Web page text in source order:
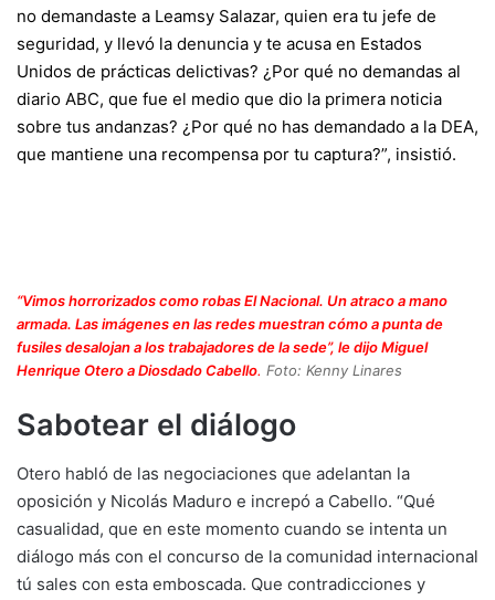
no demandaste a Leamsy Salazar, quien era tu jefe de
seguridad, y llevó la denuncia y te acusa en Estados
Unidos de prácticas delictivas? ¿Por qué no demandas al
diario ABC, que fue el medio que dio la primera noticia
sobre tus andanzas? ¿Por qué no has demandado a la DEA,
que mantiene una recompensa por tu captura?”, insistió.
“Vimos horrorizados como robas El Nacional. Un atraco a mano
armada. Las imágenes en las redes muestran cómo a punta de
fusiles desalojan a los trabajadores de la sede”, le dijo Miguel
Henrique Otero a Diosdado Cabello. Foto: Kenny Linares
Sabotear el diálogo
Otero habló de las negociaciones que adelantan la
oposición y Nicolás Maduro e increpó a Cabello. “Qué
casualidad, que en este momento cuando se intenta un
diálogo más con el concurso de la comunidad internacional
tú sales con esta emboscada. Que contradicciones y